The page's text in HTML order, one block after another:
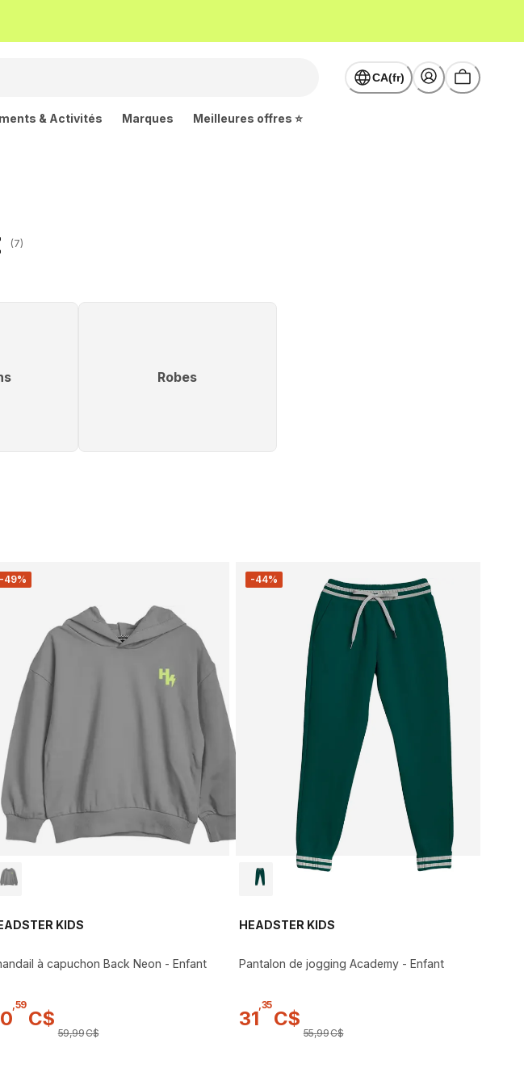
CA(fr)
& Activités Marques Meilleures offres ⭐
(7)
Robes
-49%
KIDS
à capuchon Back Neon - Enfant
59
C$
59,99C$
-44%
HEADSTER KIDS
Pantalon de jogging Academy - Enfant
31
35
C$
55,99C$